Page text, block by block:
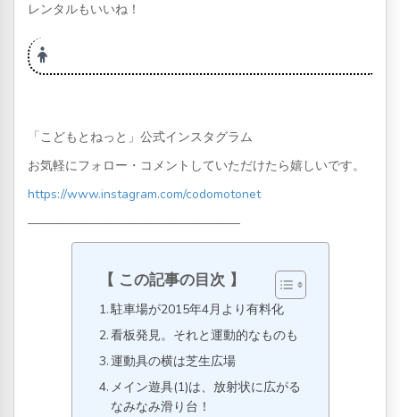
レンタルもいいね！
「こどもとねっと」公式インスタグラム
お気軽にフォロー・コメントしていただけたら嬉しいです。
https://www.instagram.com/codomotonet
—————————————————
この記事の目次
駐車場が2015年4月より有料化
看板発見。それと運動的なものも
運動具の横は芝生広場
メイン遊具(1)は、放射状に広がる
なみなみ滑り台！